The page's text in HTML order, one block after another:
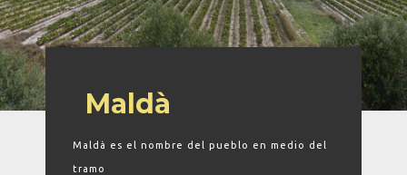
Maldà
Maldà es el nombre del pueblo en medio del
tramo